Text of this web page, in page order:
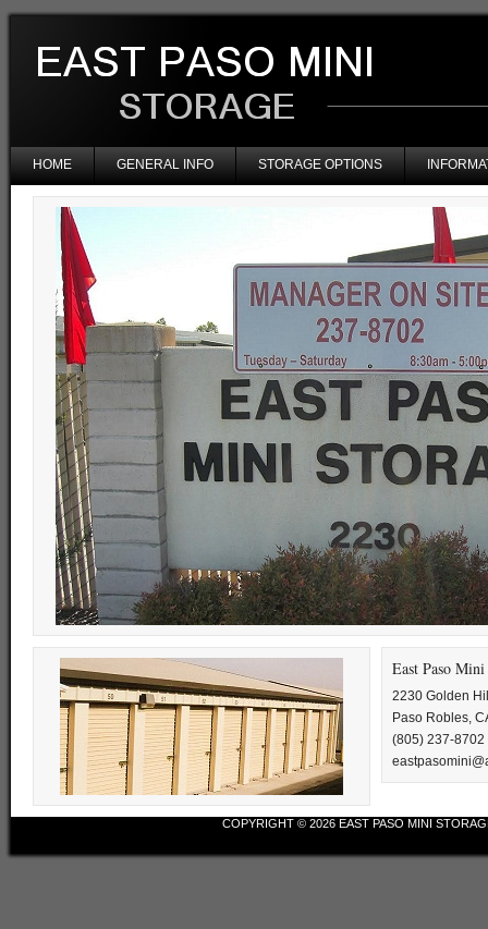
HOME GENERAL INFO STORAGE OPTIONS
East Paso
2230 Golden
Paso Robles,
(805) 237-8702
COPYRIGHT © 2026 EAST PASO MINI